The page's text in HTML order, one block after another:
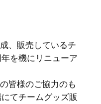
、販売しているチ
を機にリニューア
皆様のご協力のも
てチームグッズ販